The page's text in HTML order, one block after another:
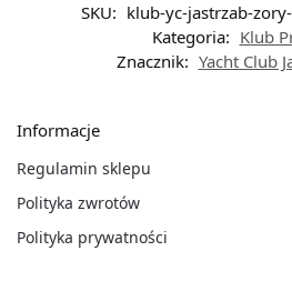
SKU: klub-yc-jastrzab-
Kategoria: Klub
Znacznik: Yacht Club
Informacje
Regulamin sklepu
Polityka zwrotów
Polityka prywatności